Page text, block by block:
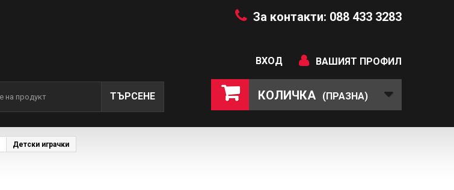
За контакти: 088 433 3283
ВАШИЯТ ПРОФИЛ
ВХОД
КОЛИЧКА (ПРАЗНА)
ТЪРСЕНЕ
Детски играчки